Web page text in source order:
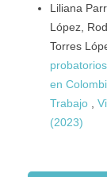
Liliana
López,
Torres
en
Trabajo
(2023)